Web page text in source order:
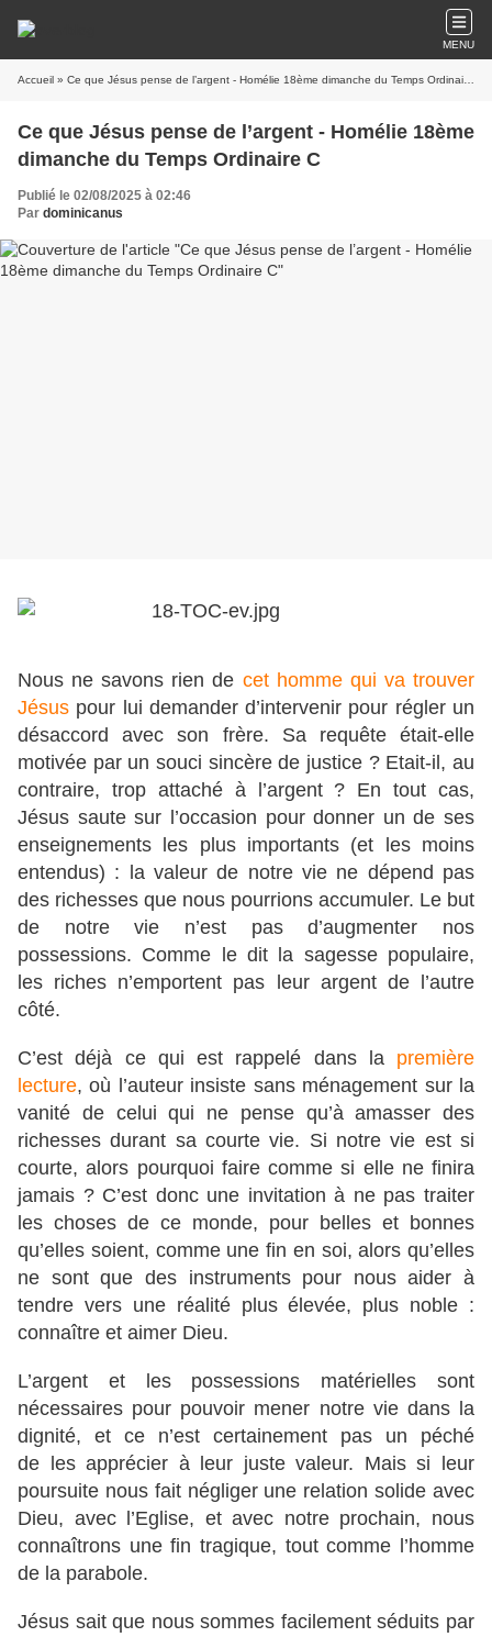
MENU
Accueil » Ce que Jésus pense de l’argent - Homélie 18ème dimanche du Temps Ordinaire C
Ce que Jésus pense de l’argent - Homélie 18ème
dimanche du Temps Ordinaire C
Publié le 02/08/2025 à 02:46
Par dominicanus
Nous ne savons rien de cet homme qui va trouver
Jésus pour lui demander d’intervenir pour régler un
désaccord avec son frère. Sa requête était-elle
motivée par un souci sincère de justice ? Etait-il, au
contraire, trop attaché à l’argent ? En tout cas,
Jésus saute sur l’occasion pour donner un de ses
enseignements les plus importants (et les moins
entendus) : la valeur de notre vie ne dépend pas
des richesses que nous pourrions accumuler. Le but
de notre vie n’est pas d’augmenter nos
possessions. Comme le dit la sagesse populaire,
les riches n’emportent pas leur argent de l’autre
côté.
C’est déjà ce qui est rappelé dans la première
lecture, où l’auteur insiste sans ménagement sur la
vanité de celui qui ne pense qu’à amasser des
richesses durant sa courte vie. Si notre vie est si
courte, alors pourquoi faire comme si elle ne finira
jamais ? C’est donc une invitation à ne pas traiter
les choses de ce monde, pour belles et bonnes
qu’elles soient, comme une fin en soi, alors qu’elles
ne sont que des instruments pour nous aider à
tendre vers une réalité plus élevée, plus noble :
connaître et aimer Dieu.
L’argent et les possessions matérielles sont
nécessaires pour pouvoir mener notre vie dans la
dignité, et ce n’est certainement pas un péché
de les apprécier à leur juste valeur. Mais si leur
poursuite nous fait négliger une relation solide avec
Dieu, avec l’Eglise, et avec notre prochain, nous
connaîtrons une fin tragique, tout comme l’homme
de la parabole.
Jésus sait que nous sommes facilement séduits par